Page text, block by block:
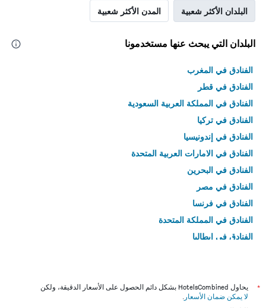
البلدان الأكثر شعبية المدن الأكثر شعبية
البلدان التي يبحث عنها مستخدمونا
الفنادق في المغرب
الفنادق في قطر
الفنادق في المملكة العربية السعودية
الفنادق في تركيا
الفنادق في إندونيسيا
الفنادق في الامارات العربية المتحدة
الفنادق في البحرين
الفنادق في مصر
الفنادق في فرنسا
الفنادق في المملكة المتحدة
الفنادق في إيطاليا
*
يحاول HotelsCombined بشكل دائم الحصول على الأسعار الدقيقة، ولكن
لا يمكن ضمان الأسعار .